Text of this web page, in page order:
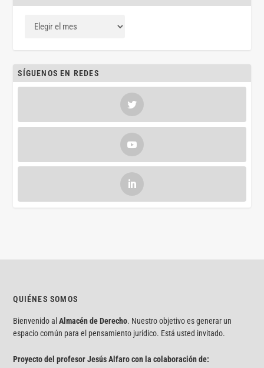
SÍGUENOS EN REDES
QUIÉNES SOMOS
Bienvenido alAlmacén de Derecho. Nuestro objetivo es generar un
espacio común para el pensamiento jurídico. Está usted invitado.
Proyecto del profesor Jesús Alfaro con la colaboración de: